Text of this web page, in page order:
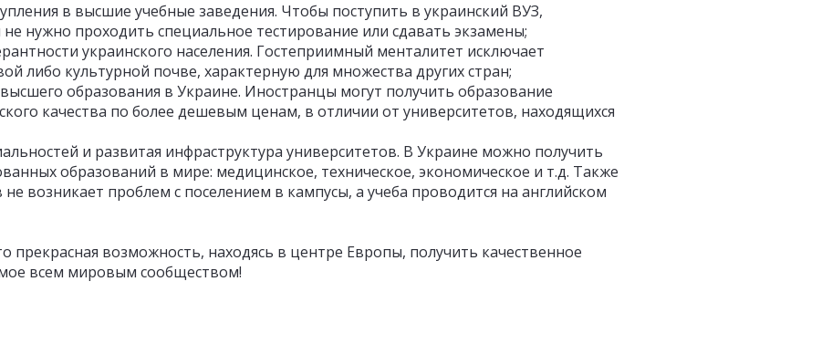
в высшие учебные заведения. Чтобы поступить в украинский ВУЗ,
нужно проходить специальное тестирование или сдавать экзамены;
украинского населения. Гостеприимный менталитет исключает
либо культурной почве, характерную для множества других стран;
образования в Украине. Иностранцы могут получить образование
качества по более дешевым ценам, в отличии от университетов, находящихся
и развитая инфраструктура университетов. В Украине можно получить
образований в мире: медицинское, техническое, экономическое и т.д. Также
возникает проблем с поселением в кампусы, а учеба проводится на английском
прекрасная возможность, находясь в центре Европы, получить качественное
всем мировым сообществом!